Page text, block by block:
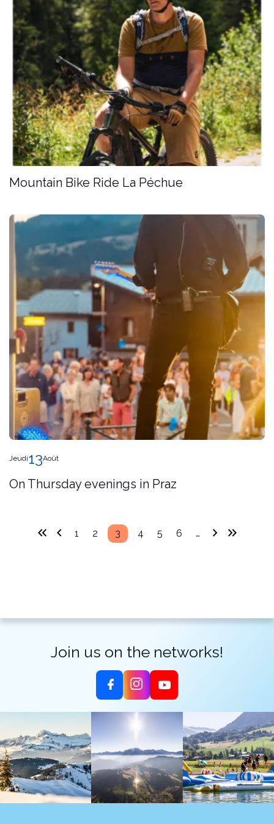
Mountain Bike Ride La Péchue
Jeudi13Août
On Thursday evenings in Praz
1 2 3 4 5 6 …
Join us on the networks!